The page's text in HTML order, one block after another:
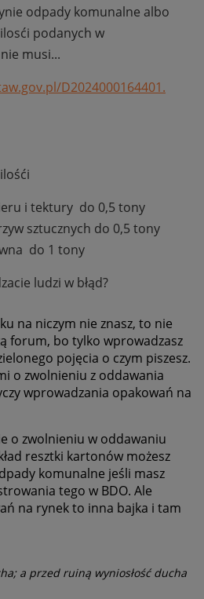
odpady komunalne albo
podanych w
musi...
D2024000164401.
i tektury do 0,5 tony
sztucznych do 0,5 tony
do 1 tony
ludzi w błąd?
na niczym nie znasz, to nie
forum, bo tylko wprowadzasz
pojęcia o czym piszesz.
o zwolnieniu z oddawania
wprowadzania opakowań na
o zwolnieniu w oddawaniu
resztki kartonów możesz
komunalne jeśli masz
tego w BDO. Ale
na rynek to inna bajka i tam
a przed ruiną wyniosłość ducha